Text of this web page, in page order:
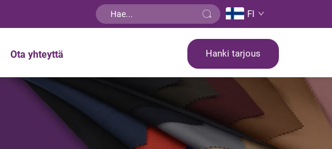
FI
Ota yhteyttä Hanki tarjous